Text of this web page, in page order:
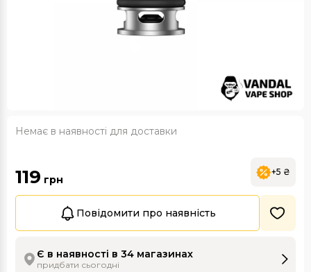
Немає в наявності для доставки
119 грн
+5 ₴
Повідомити про наявність
Є в наявності в 34 магазинах
придбати сьогодні